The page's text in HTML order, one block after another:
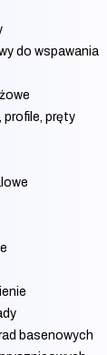
do wspawania
profile, pręty
basenowych